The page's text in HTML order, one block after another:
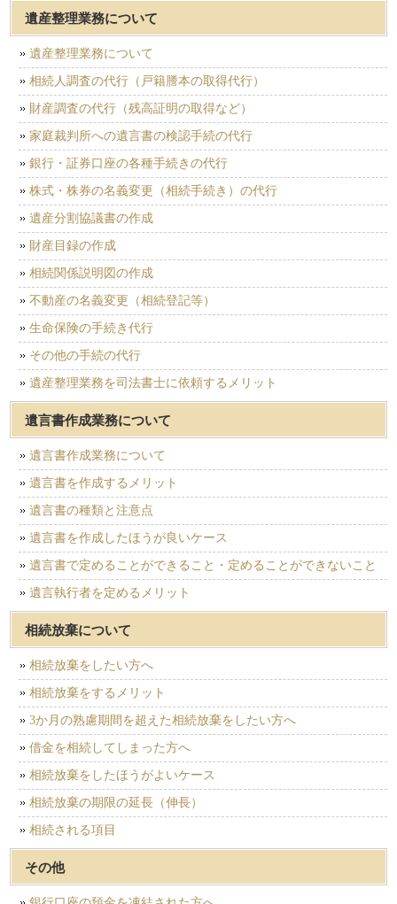
遺産整理業務について
遺産整理業務について
相続人調査の代行（戸籍謄本の取得代行）
財産調査の代行（残高証明の取得など）
家庭裁判所への遺言書の検認手続の代行
銀行・証券口座の各種手続きの代行
株式・株券の名義変更（相続手続き）の代行
遺産分割協議書の作成
財産目録の作成
相続関係説明図の作成
不動産の名義変更（相続登記等）
生命保険の手続き代行
その他の手続の代行
遺産整理業務を司法書士に依頼するメリット
遺言書作成業務について
遺言書作成業務について
遺言書を作成するメリット
遺言書の種類と注意点
遺言書を作成したほうが良いケース
遺言書で定めることができること・定めることができないこと
遺言執行者を定めるメリット
相続放棄について
相続放棄をしたい方へ
相続放棄をするメリット
3か月の熟慮期間を超えた相続放棄をしたい方へ
借金を相続してしまった方へ
相続放棄をしたほうがよいケース
相続放棄の期限の延長（伸長）
相続される項目
その他